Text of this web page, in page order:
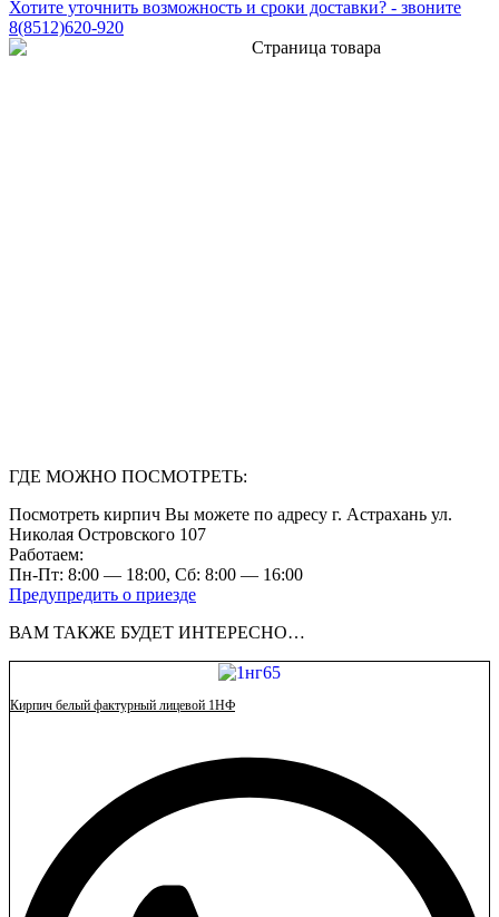
Хотите уточнить возможность и сроки доставки? - звоните
8(8512)620-920
ГДЕ МОЖНО ПОСМОТРЕТЬ:
Посмотреть кирпич Вы можете по адресу г. Астрахань ул.
Николая Островского 107
Работаем:
Пн-Пт: 8:00 — 18:00, Сб: 8:00 — 16:00
Предупредить о приезде
ВАМ ТАКЖЕ БУДЕТ ИНТЕРЕСНО…
Кирпич белый фактурный лицевой 1НФ